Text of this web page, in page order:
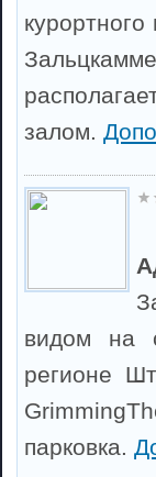
залом.
видом на
регионе
парковка.